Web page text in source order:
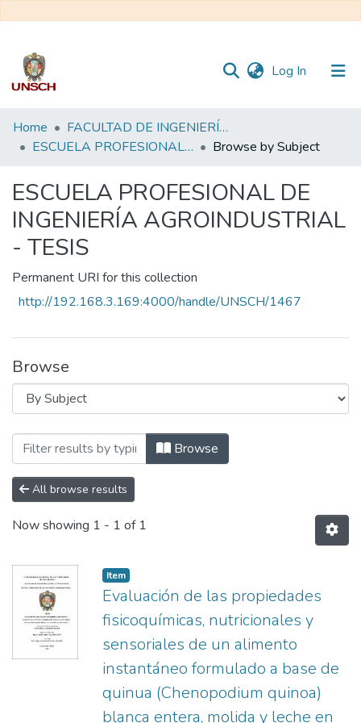
Log In (current)
Communities
&
All of DSpace
Home
FACULTAD DE INGENIERÍA QUÍMICA Y METALURGIA
ESCUELA PROFESIONAL DE INGENIERÍA AGROINDUSTRIAL - TESIS
Browse by Subject
ESCUELA PROFESIONAL DE
INGENIERÍA AGROINDUSTRIAL
- TESIS
Permanent URI for this collection
http://192.168.3.169:4000/handle/UNSCH/1467
Browse
Browsing ESCUELA PROFESIONAL
Browse
All browse results
Now showing 1 - 1 of 1
Item
Evaluación de las propiedades
fisicoquímicas, nutricionales y
sensoriales de un alimento
instantáneo formulado a base de
quinua (Chenopodium quinoa)
blanca entera, molida y leche en